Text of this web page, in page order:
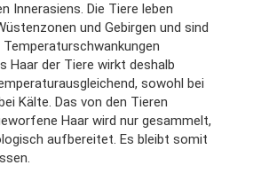
Innerasiens. Die Tiere leben
und Gebirgen und sind
Haar der Tiere wirkt deshalb
sowohl bei
Kälte. Das von den Tieren
Haar wird nur gesammelt,
aufbereitet. Es bleibt somit